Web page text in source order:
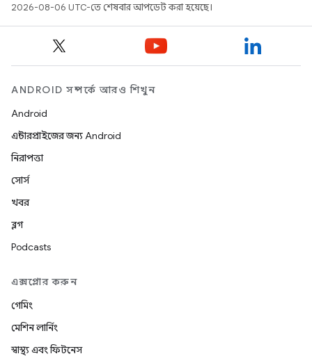
2026-08-06 UTC-তে শেষবার আপডেট করা হয়েছে।
ANDROID সম্পর্কে আরও শিখুন
Android
এন্টারপ্রাইজের জন্য Android
নিরাপত্তা
সোর্স
খবর
ব্লগ
Podcasts
এক্সপ্লোর করুন
গেমিং
মেশিন লার্নিং
স্বাস্থ্য এবং ফিটনেস